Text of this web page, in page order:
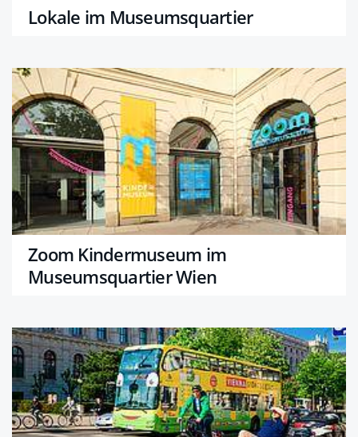
Lokale im Museumsquartier
Zoom Kindermuseum im
Museumsquartier Wien